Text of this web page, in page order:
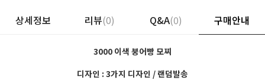
상세정보 리뷰(0) Q&A(0) 구매안내
3000 이색 붕어빵 모찌
디자인 : 3가지 디자인 / 랜덤발송